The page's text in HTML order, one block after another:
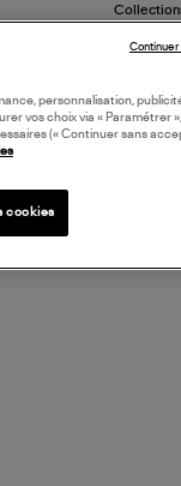
personnalisation,
vos choix via « Paramétrer »,
(« Continuer sans
cookies
Continuer